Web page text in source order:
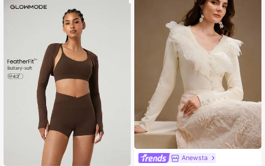
Anewsta